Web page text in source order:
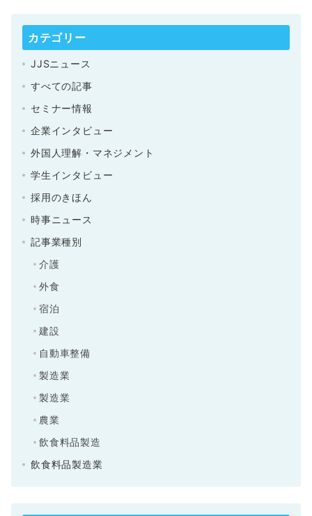
カテゴリー
JJSニュース
すべての記事
セミナー情報
企業インタビュー
外国人理解・マネジメント
学生インタビュー
採用のきほん
時事ニュース
記事業種別
介護
外食
宿泊
建設
自動車整備
製造業
製造業
農業
飲食料品製造
飲食料品製造業